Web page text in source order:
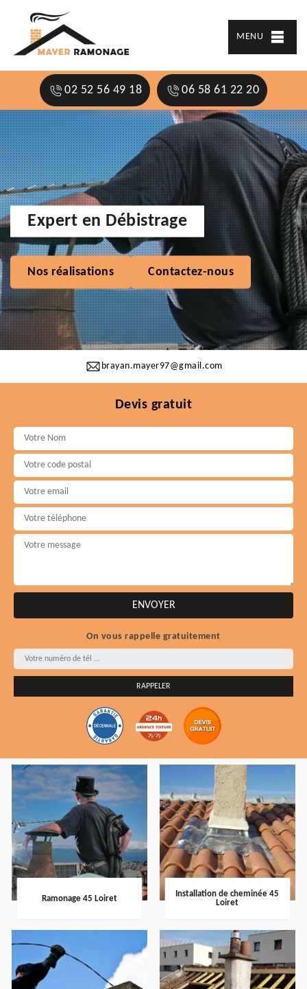
MENU
02 52 56 49 18 06 58 61 22 20
brayan.mayer97@gmail.com
Expert en Débistrage
Nos réalisations Contactez-nous
Devis gratuit
On vous rappelle gratuitement
Ramonage 45 Loiret
Installation de cheminée 45
Loiret